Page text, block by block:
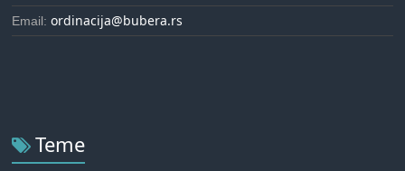
Email:ordinacija@bubera.rs
Teme